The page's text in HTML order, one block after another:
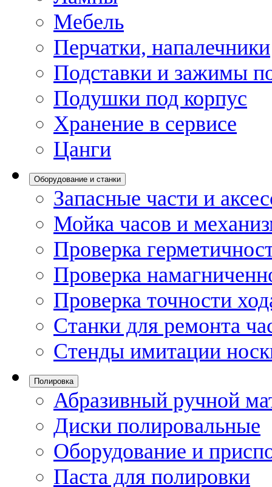
Мебель
Перчатки, напалечники
Подставки и зажимы
Подушки под корпус
Хранение в сервисе
Цанги
Оборудование и станки
Запасные части и
Мойка часов и
Проверка
Проверка
Проверка точности
Станки для ремонта
Стенды имитации
Полировка
Абразивный ручной
Диски полировальные
Оборудование и
Паста для полировки